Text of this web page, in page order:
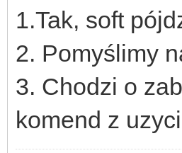
1.Tak, soft
2. Pomyślimy
3. Chodzi o
komend z